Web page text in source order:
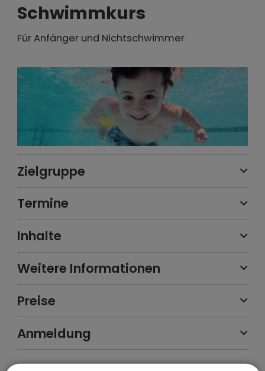
Schwimmkurs
Für Anfänger und Nichtschwimmer
Zielgruppe
Termine
Inhalte
Weitere Informationen
Preise
Anmeldung